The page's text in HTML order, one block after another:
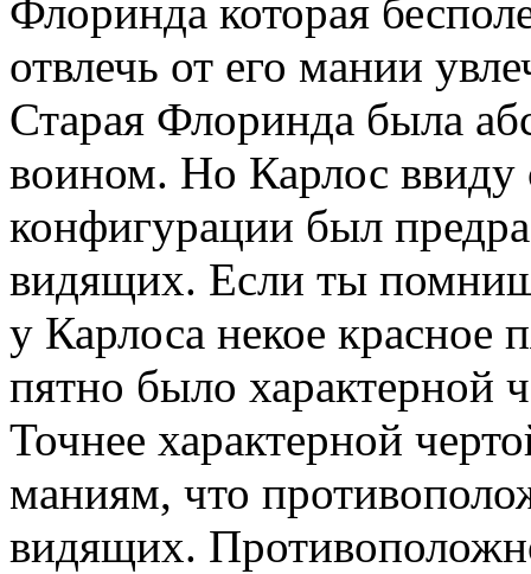
Флоринда которая
отвлечь от его мании
Старая Флоринда была
воином. Но Карлос ввиду
конфигурации был
видящих. Если ты
у Карлоса некое красное
пятно было характерной
Точнее характерной
маниям, что
видящих.